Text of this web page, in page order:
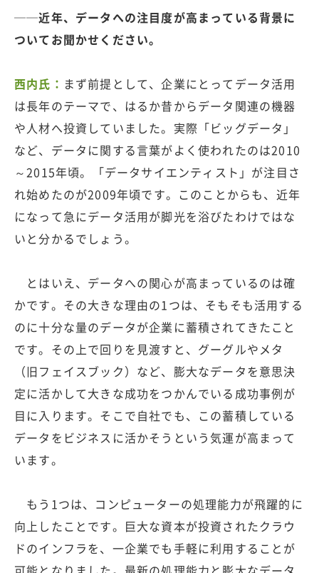
──近年、データへの注目度が高まっている背景に
ついてお聞かせください。
西内氏： まず前提として、企業にとってデータ活用
は長年のテーマで、はるか昔からデータ関連の機器
や人材へ投資していました。実際「ビッグデータ」
など、データに関する言葉がよく使われたのは2010
～2015年頃。「データサイエンティスト」が注目さ
れ始めたのが2009年頃です。このことからも、近年
になって急にデータ活用が脚光を浴びたわけではな
いと分かるでしょう。
とはいえ、データへの関心が高まっているのは確
かです。その大きな理由の1つは、そもそも活用する
のに十分な量のデータが企業に蓄積されてきたこと
です。その上で回りを見渡すと、グーグルやメタ
（旧フェイスブック）など、膨大なデータを意思決
定に活かして大きな成功をつかんでいる成功事例が
目に入ります。そこで自社でも、この蓄積している
データをビジネスに活かそうという気運が高まって
います。
もう1つは、コンピューターの処理能力が飛躍的に
向上したことです。巨大な資本が投資されたクラウ
ドのインフラを、一企業でも手軽に利用することが